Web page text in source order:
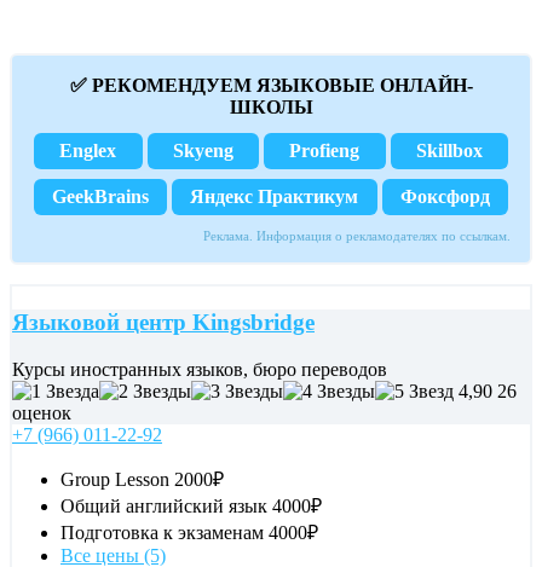
✅ РЕКОМЕНДУЕМ ЯЗЫКОВЫЕ ОНЛАЙН-
ШКОЛЫ
Englex Skyeng Profieng Skillbox
GeekBrains Яндекс Практикум Фоксфорд
Реклама. Информация о рекламодателях по ссылкам.
Языковой центр Kingsbridge
Курсы иностранных языков, бюро переводов
4,90 26
оценок
+7 (966) 011-22-92
Group Lesson 2000₽
Общий английский язык 4000₽
Подготовка к экзаменам 4000₽
Все цены (5)